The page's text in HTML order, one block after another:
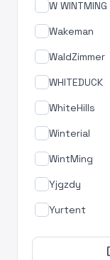
W WINTMING
Wakeman
WaldZimmer
WHITEDUCK
WhiteHills
Winterial
WintMing
Yjgzdy
Yurtent